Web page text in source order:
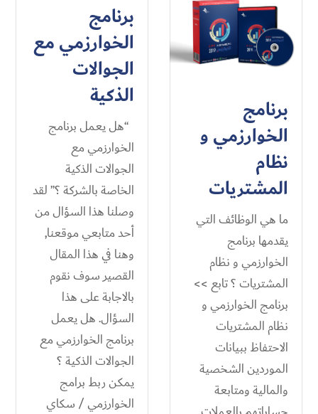
برنامج
الخوارزمي و
نظام
المشتريات
ما هي الوظائف التي
يقدمها برنامج
الخوارزمي و نظام
المشتريات ؟ تابع >>
برنامج الخوارزمي و
نظام المشتريات
الاحتفاظ ببيانات
الموردين الشخصية
والمالية ومتابعة
برنامج
الخوارزمي مع
الجوالات
الذكية
“هل يعمل برنامج
الخوارزمي مع
الجوالات الذكية
الخاصة بالشركة ؟” لقد
وصلنا هذا السؤال من
أحد متابعي موقعنا,
وهنا في هذا المقال
القصير سوف نقوم
بالاجابة على هذا
السؤال. هل يعمل
برنامج الخوارزمي مع
الجوالات الذكية ؟
يمكن ربط برامج
الخوارزمي / سكاي